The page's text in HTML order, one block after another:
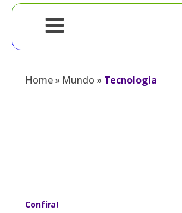
Home» Mundo » Tecnologia
Confira!